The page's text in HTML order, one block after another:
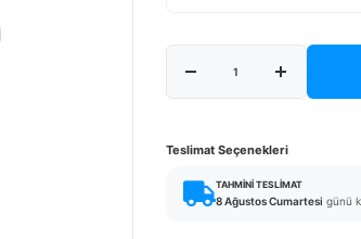
Teslimat Seçenekleri
TAHMINI TESLIMAT
8 Ağustos Cumartesi günü